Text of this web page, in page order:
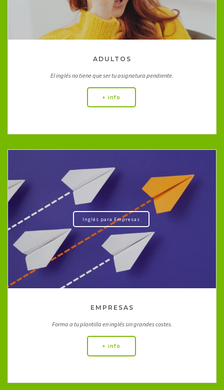
ADULTOS
El inglés no tiene que ser tu asignatura pendiente.
+ info
Inglés para Empresas
EMPRESAS
Forma a tu plantilla en inglés sin grandes costes.
+ info